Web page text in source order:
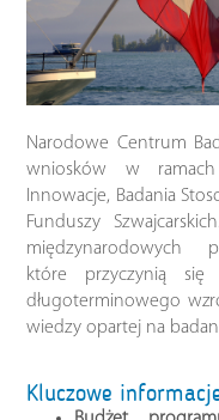
Narodowe Centrum
wniosków w
Innowacje, Badania
Funduszy
międzynarodowych
które przyczynią
długoterminowego
wiedzy opartej na
Kluczowe